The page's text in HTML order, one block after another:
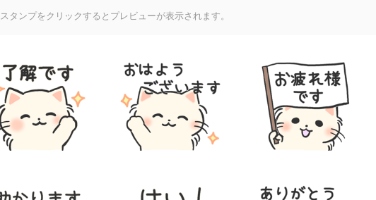
スタンプをクリックするとプレビューが表示されます。